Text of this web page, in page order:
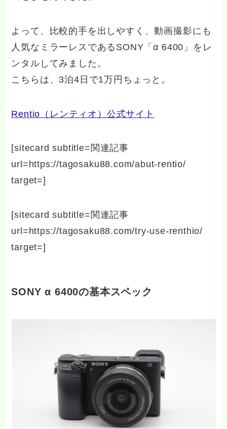
よって、比較的手を出しやすく、動画撮影にも
人気なミラーレスであるSONY「α 6400」をレ
ンタルしてみました。
こちらは、3泊4日で1万円ちょっと。
Rentio（レンティオ）公式サイト
[sitecard subtitle=関連記事
url=https://tagosaku88.com/abut-rentio/
target=]
[sitecard subtitle=関連記事
url=https://tagosaku88.com/try-use-renthio/
target=]
SONY α 6400の基本スペック